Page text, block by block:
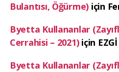
Bulantısı, Öğürme) için
Byetta Kullananlar
Cerrahisi – 2021)için
Byetta Kullananlar